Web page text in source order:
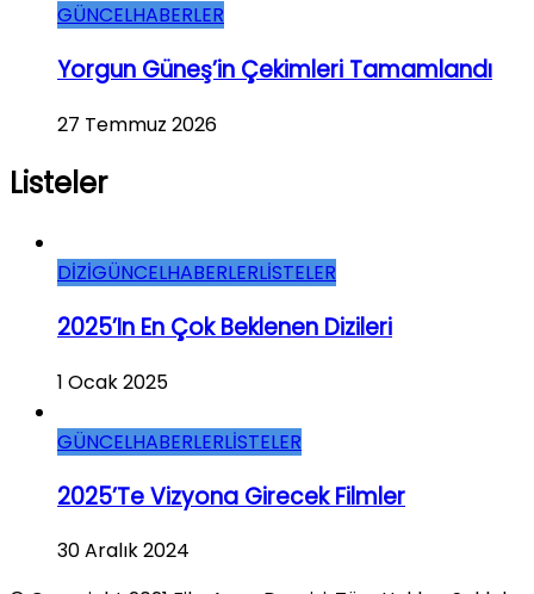
GÜNCELHABERLER
Yorgun Güneş’in Çekimleri Tamamlandı
27 Temmuz 2026
Listeler
DİZİGÜNCELHABERLERLİSTELER
2025’in En Çok Beklenen Dizileri
1 Ocak 2025
GÜNCELHABERLERLİSTELER
2025’te Vizyona Girecek Filmler
30 Aralık 2024